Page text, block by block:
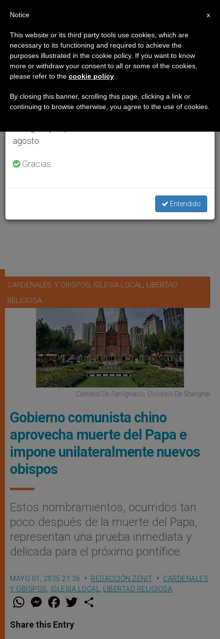
CARDENALES Y OBISPOS, IGLESIA LOCAL, LIBERTAD
RELIGIOSA
Catedral De San Ignacio, Diócesis De Shanghái
Gobierno comunista chino
aprovecha muerte del Papa e
impone unilateralmente nuevos
obispos
Estos nombramientos, ocurridos tan
poco después de la muerte del Papa,
representan una prueba inmediata y
delicada para el próximo pontífice.
MAYO 01, 2025 21:26 REDACCIÓN ZENIT
CARDENALES
Y OBISPOS
IGLESIA LOCAL LIBERTAD RELIGIOSA
W
t
s
M
e
s
e
F
a
e
b
w
Share this Entry
×
Aviso importante
Del 27 de julio al 7 de agosto haremos la pausa
anual, aprovechando que en el periodo de verano
se generan menos informaciones y también el
agosto.
Gracias.
Entendido
x
Notice
This website or its third party tools use cookies, which are
necessary to its functioning and required to achieve the
purposes illustrated in the cookie policy. If you want to know
more or withdraw your consent to all or some of the cookies,
please refer to the cookie policy
By closing this banner, scrolling this page, clicking a link or
continuing to browse otherwise, you agree to the use of cookies.